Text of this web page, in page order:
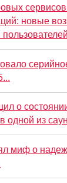
новые
о
одной из
миф о